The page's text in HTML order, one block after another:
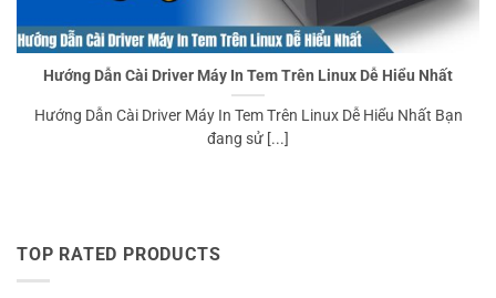
Hướng Dẫn Cài Driver Máy In Tem Trên Linux Dễ Hiểu Nhất
Hướng Dẫn Cài Driver Máy In Tem Trên Linux Dễ Hiểu Nhất Bạn
đang sử [...]
TOP RATED PRODUCTS